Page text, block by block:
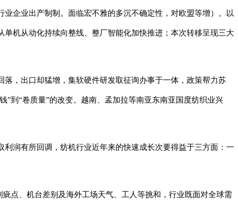
企业出产制制。面临宏不雅的多沉不确定性，对欧盟等增）。以
机从动化持续向整线、整厂智能化加快推进；本次转移呈现三大
，出口却猛增，集软硬件研发取征询办事于一体，政策帮力苏
到“卷质量”的改变。越南、孟加拉等南亚东南亚国度纺织业兴
润有所回调，纺机行业近年来的快速成长次要得益于三方面：一
点、机台差别及海外工场天气、工人等挑和，行业既面对全球需